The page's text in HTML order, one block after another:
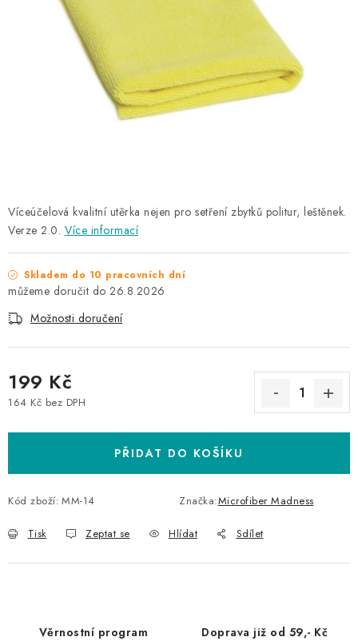
NAŠE SLUŽBY
PRODÁVANÉ ZNAČKY
Věrnostní program
Všeobecné obchodní podmínky
Podmínky ochrany osobních údajů
Víceúčelová kvalitní utěrka nejen pro setření zbytků politur, leštěnek.
Verze 2.0. Více informací
Skladem do 10 pracovních dní
26.8.2026
Možnosti doručení
199 Kč
164 Kč bez DPH
PŘIDAT DO KOŠÍKU
Kód zboží: MM-14 Značka:Microfiber Madness
Tisk Zeptat se Hlídat Sdílet
Věrnostní program Doprava již od 59,- Kč